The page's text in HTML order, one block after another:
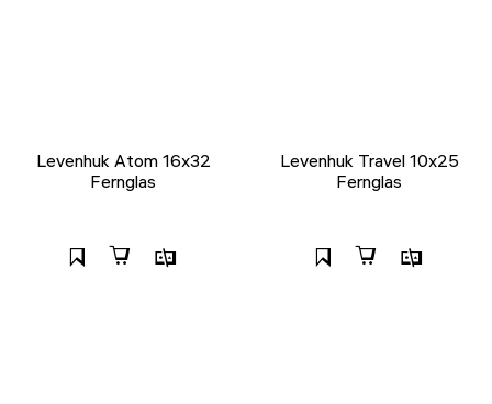
Levenhuk Atom 16x32
Fernglas
Levenhuk Travel 10x25
Fernglas